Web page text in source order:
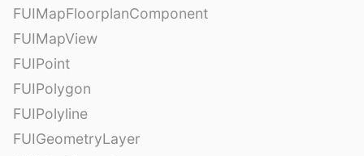
FUIMapFloorplanComponent
FUIMapView
FUIPoint
FUIPolygon
FUIPolyline
FUIGeometryLayer